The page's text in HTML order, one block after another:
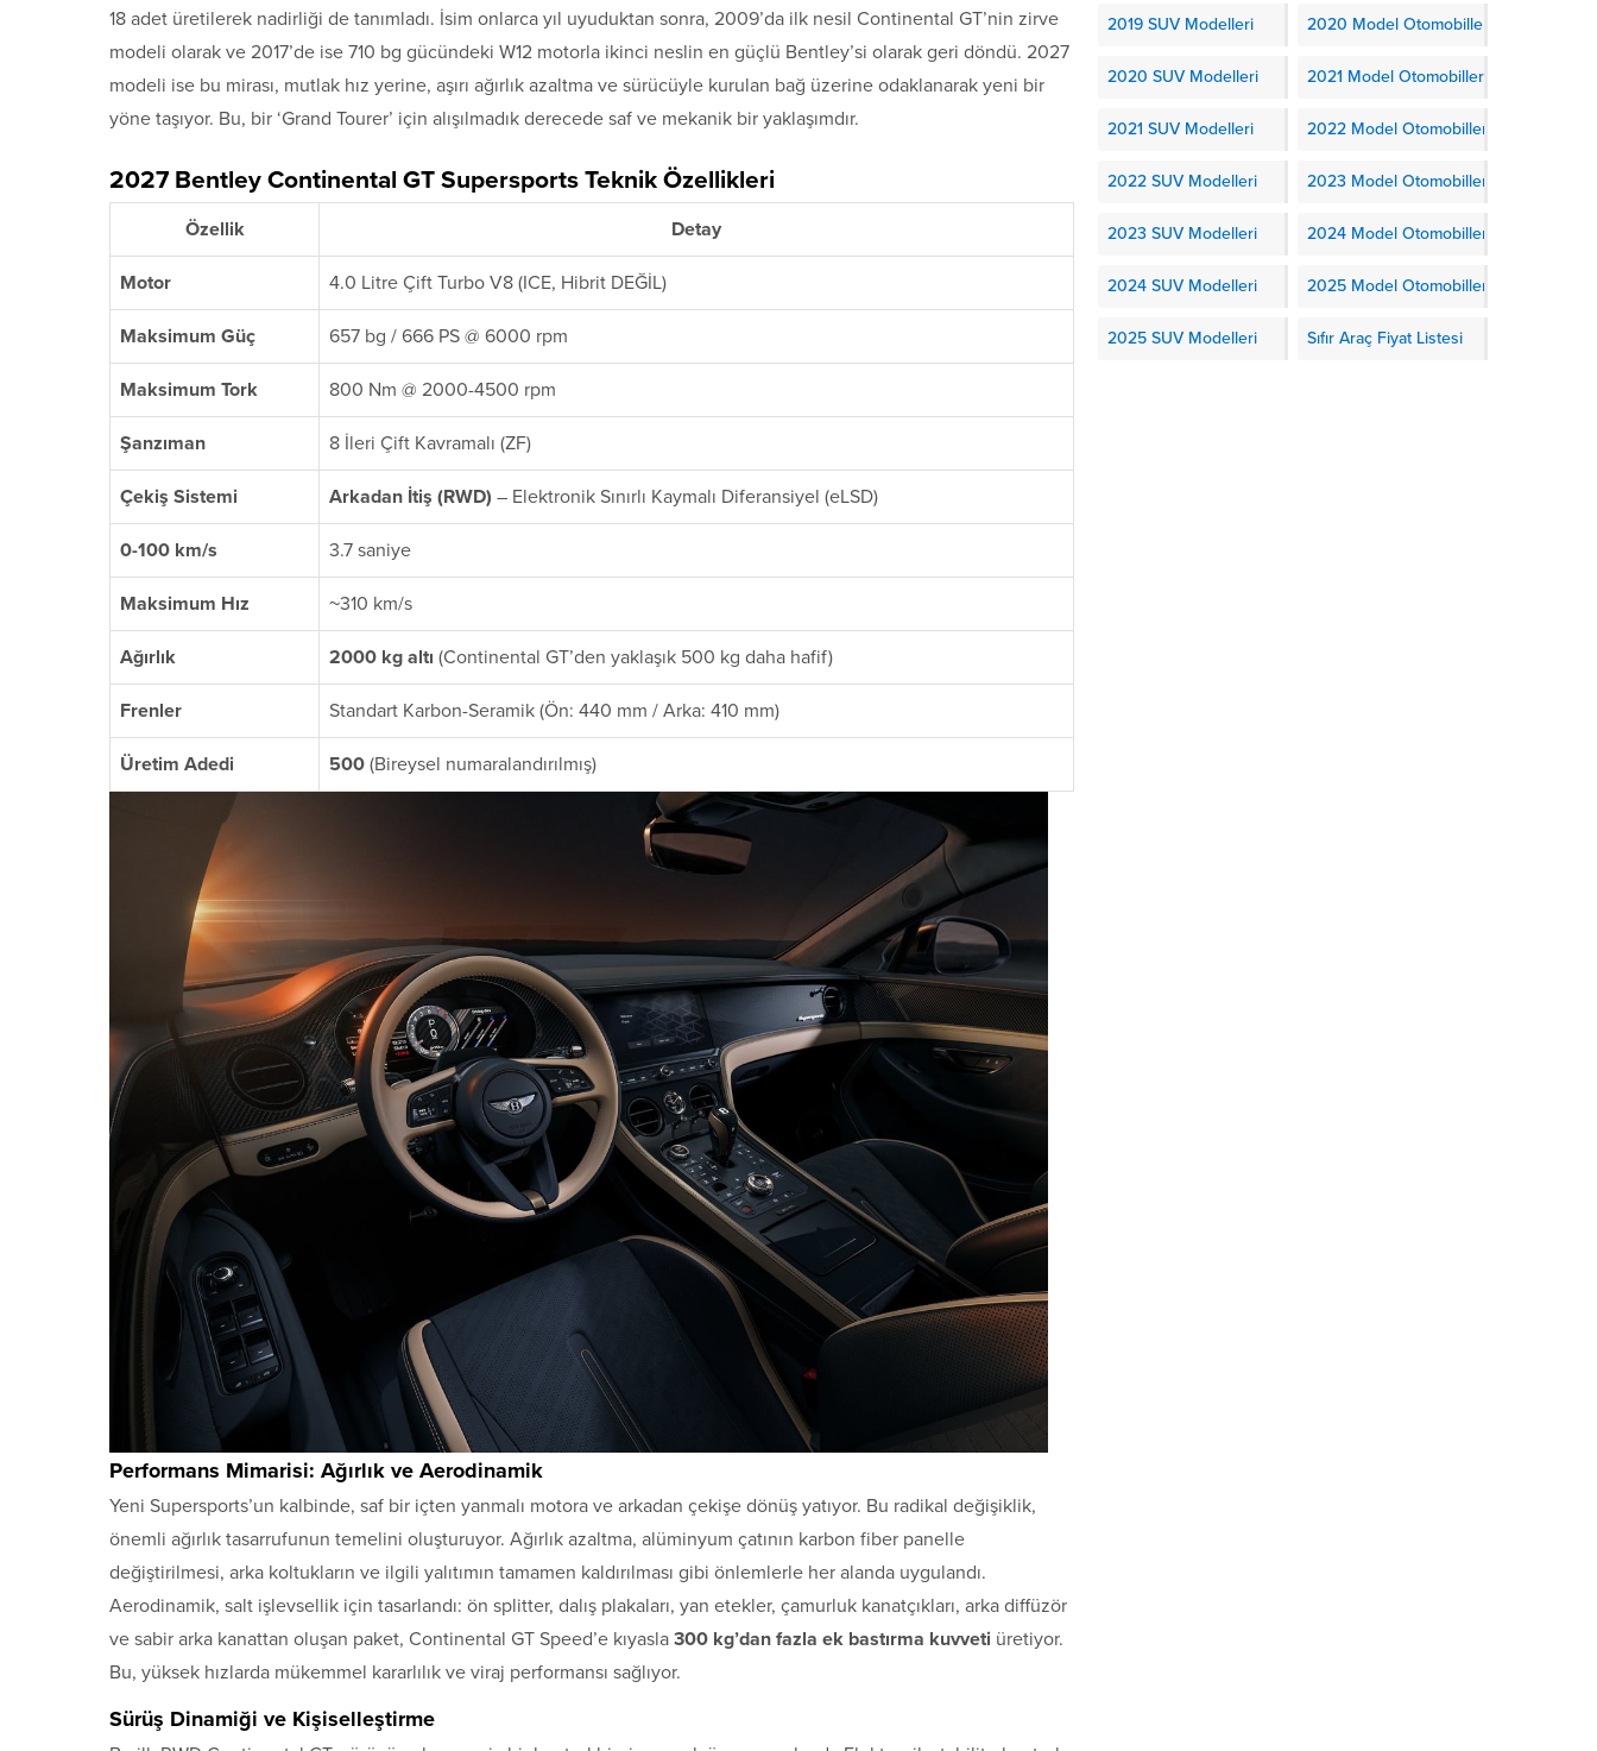
18 adet üretilerek nadirliği de tanımladı. İsim onlarca yıl uyuduktan sonra, 2009’da ilk nesil Continental GT’nin zirve
modeli olarak ve 2017’de ise 710 bg gücündeki W12 motorla ikinci neslin en güçlü Bentley’si olarak geri döndü. 2027
modeli ise bu mirası, mutlak hız yerine, aşırı ağırlık azaltma ve sürücüyle kurulan bağ üzerine odaklanarak yeni bir
yöne taşıyor. Bu, bir ‘Grand Tourer’ için alışılmadık derecede saf ve mekanik bir yaklaşımdır.
2027 Bentley Continental GT Supersports Teknik Özellikleri
Özellik Detay
Motor 4.0 Litre Çift Turbo V8 (ICE, Hibrit DEĞİL)
Maksimum Güç 657 bg / 666 PS @ 6000 rpm
Maksimum Tork 800 Nm @ 2000-4500 rpm
Şanzıman 8 İleri Çift Kavramalı (ZF)
Çekiş Sistemi Arkadan İtiş (RWD) – Elektronik Sınırlı Kaymalı Diferansiyel (eLSD)
0-100 km/s 3.7 saniye
Maksimum Hız ~310 km/s
Ağırlık 2000 kg altı (Continental GT’den yaklaşık 500 kg daha hafif)
Frenler Standart Karbon-Seramik (Ön: 440 mm / Arka: 410 mm)
Üretim Adedi 500 (Bireysel numaralandırılmış)
Performans Mimarisi: Ağırlık ve Aerodinamik
Yeni Supersports’un kalbinde, saf bir içten yanmalı motora ve arkadan çekişe dönüş yatıyor. Bu radikal değişiklik,
önemli ağırlık tasarrufunun temelini oluşturuyor. Ağırlık azaltma, alüminyum çatının karbon fiber panelle
değiştirilmesi, arka koltukların ve ilgili yalıtımın tamamen kaldırılması gibi önlemlerle her alanda uygulandı.
Aerodinamik, salt işlevsellik için tasarlandı: ön splitter, dalış plakaları, yan etekler, çamurluk kanatçıkları, arka diffüzör
ve sabir arka kanattan oluşan paket, Continental GT Speed’e kıyasla 300 kg’dan fazla ek bastırma kuvveti üretiyor.
Bu, yüksek hızlarda mükemmel kararlılık ve viraj performansı sağlıyor.
Sürüş Dinamiği ve Kişiselleştirme
2019 SUV Modelleri 2020 Model Otomobiller
2020 SUV Modelleri 2021 Model Otomobiller
2021 SUV Modelleri 2022 Model Otomobiller
2022 SUV Modelleri 2023 Model Otomobiller
2023 SUV Modelleri 2024 Model Otomobiller
2024 SUV Modelleri 2025 Model Otomobiller
2025 SUV Modelleri Sıfır Araç Fiyat Listesi